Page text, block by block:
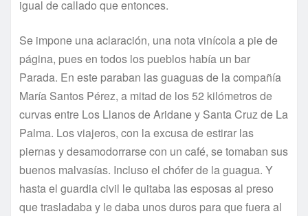
igual de callado que entonces.
Se impone una aclaración, una nota vinícola a pie de
página, pues en todos los pueblos había un bar
Parada. En este paraban las guaguas de la compañía
María Santos Pérez, a mitad de los 52 kilómetros de
curvas entre Los Llanos de Aridane y Santa Cruz de La
Palma. Los viajeros, con la excusa de estirar las
piernas y desamodorrarse con un café, se tomaban sus
buenos malvasías. Incluso el chófer de la guagua. Y
hasta el guardia civil le quitaba las esposas al preso
que trasladaba y le daba unos duros para que fuera al